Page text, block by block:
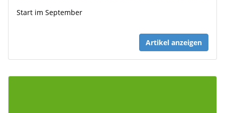
Start im September
Artikel anzeigen